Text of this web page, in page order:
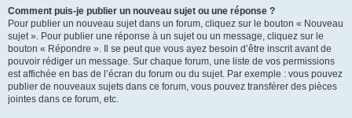
Comment puis-je publier un nouveau sujet ou une réponse ?
Pour publier un nouveau sujet dans un forum, cliquez sur le bouton « Nouveau
sujet ». Pour publier une réponse à un sujet ou un message, cliquez sur le
bouton « Répondre ». Il se peut que vous ayez besoin d’être inscrit avant de
pouvoir rédiger un message. Sur chaque forum, une liste de vos permissions
est affichée en bas de l’écran du forum ou du sujet. Par exemple : vous pouvez
publier de nouveaux sujets dans ce forum, vous pouvez transférer des pièces
jointes dans ce forum, etc.